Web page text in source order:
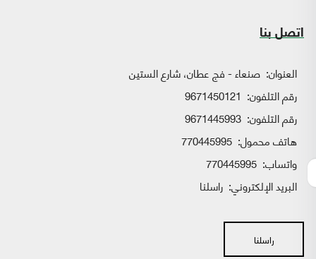
اتصل بنا
العنوان: صنعاء - فج عطان، شارع الستين
رقم التلفون: 9671450121
رقم التلفون: 9671445993
هاتف محمول: 770445995
واتساب:
البريد الإلكتروني: راسلنا
راسلنا